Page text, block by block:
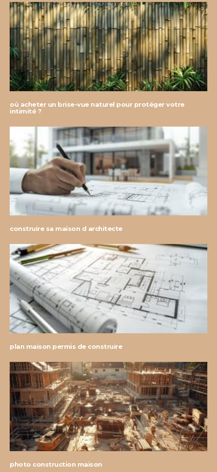
où acheter un brise-vue naturel pour protéger votre
intimité ?
construire sa maison d architecte
plan maison permis de construire
photo construction maison